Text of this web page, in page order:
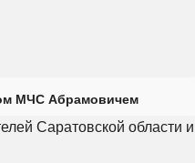
МЧС Абрамовичем